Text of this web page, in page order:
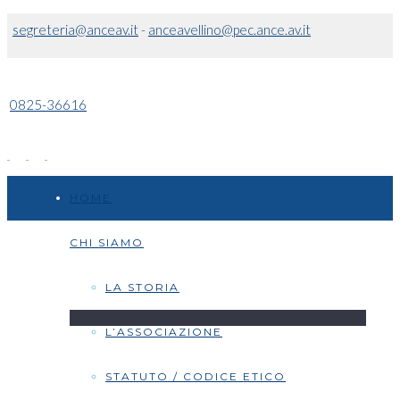
segreteria@anceav.it- anceavellino@pec.ance.av.it
0825-36616
CHI SIAMO
LA STORIA
L’ASSOCIAZIONE
STATUTO / CODICE ETICO